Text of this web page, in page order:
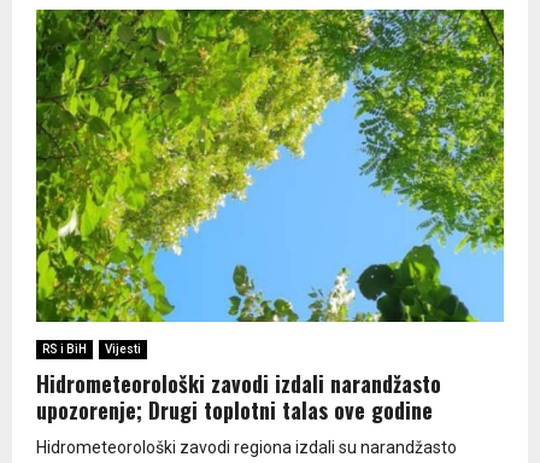
RS i BiH Vijesti
Hidrometeorološki zavodi izdali narandžasto
upozorenje; Drugi toplotni talas ove godine
Hidrometeorološki zavodi regiona izdali su narandžasto